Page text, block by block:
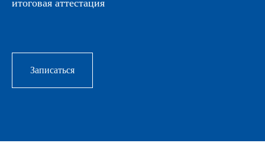
итоговая аттестация
Записаться